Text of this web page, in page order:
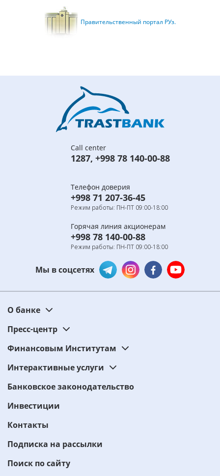
Правительственный портал РУз.
Call center
1287, +998 78 140-00-88
Телефон доверия
+998 71 207-36-45
Режим работы: ПН-ПТ 09:00-18:00
Горячая линия акционерам
+998 78 140-00-88
Режим работы: ПН-ПТ 09:00-18:00
Мы в соцсетях
О банке
Пресс-центр
Финансовым Институтам
Интерактивные услуги
Банковское законодательство
Инвестиции
Контакты
Подписка на рассылки
Поиск по сайту